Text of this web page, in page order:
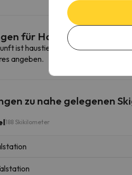
für Haustiere
ist haustierfreundlich. Um die
angeben.
zu nahe gelegenen
188 Skikilometer